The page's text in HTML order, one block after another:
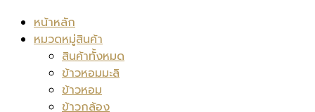
หน้าหลัก
หมวดหมู่สินค้า
สินค้าทั้งหมด
ข้าวหอมมะลิ
ข้าวหอม
ข้าวกล้อง